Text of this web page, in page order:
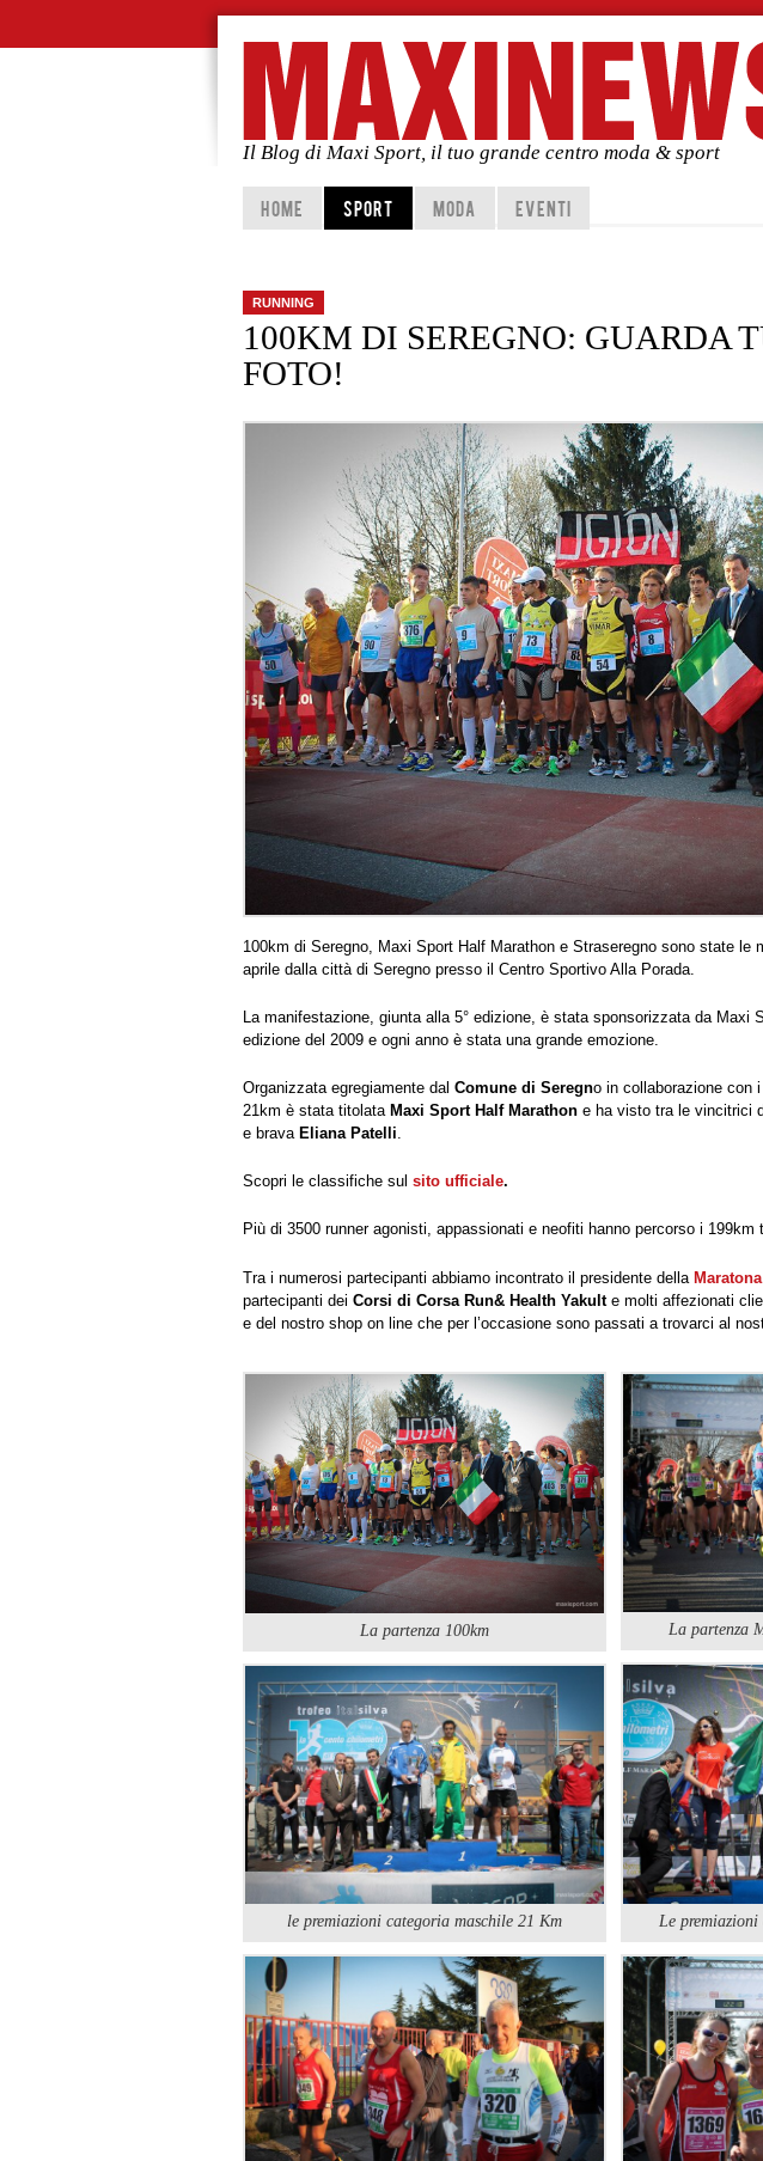
Il Blog di Maxi Sport, il tuo grande centro moda & sport
Vai al contenuto principale
Vai al contenuto secondario
HOME SPORT MODA EVENTI
RUNNING
100KM DI SEREGNO: GUARDA
FOTO!
100km di Seregno, Maxi Sport Half Marathon e Straseregno sono state le
aprile dalla città di Seregno presso il Centro Sportivo Alla Porada.
La manifestazione, giunta alla 5° edizione, è stata sponsorizzata da Maxi
edizione del 2009 e ogni anno è stata una grande emozione.
Organizzata egregiamente dal Comune di Seregno in collaborazione con i
21km è stata titolata Maxi Sport Half Marathon e ha visto tra le vincitrici
e brava Eliana Patelli.
Scopri le classifiche sul sito ufficiale.
Più di 3500 runner agonisti, appassionati e neofiti hanno percorso i
Tra i numerosi partecipanti abbiamo incontrato il presidente della
partecipanti dei Corsi di Corsa Run& Health Yakult e molti affezionati
e del nostro shop on line che per l’occasione sono passati a trovarci al
La partenza 100km La partenza
Le
le premiazioni categoria maschile 21 Km